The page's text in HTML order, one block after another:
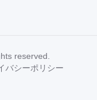
reserved.
バシーポリシー